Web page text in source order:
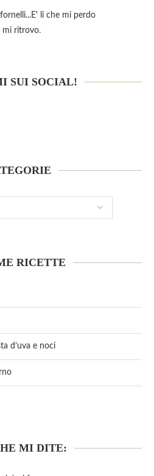
li che mi perdo
mi ritrovo.
SUI SOCIAL!
RICETTE
d’uva e noci
MI DITE: